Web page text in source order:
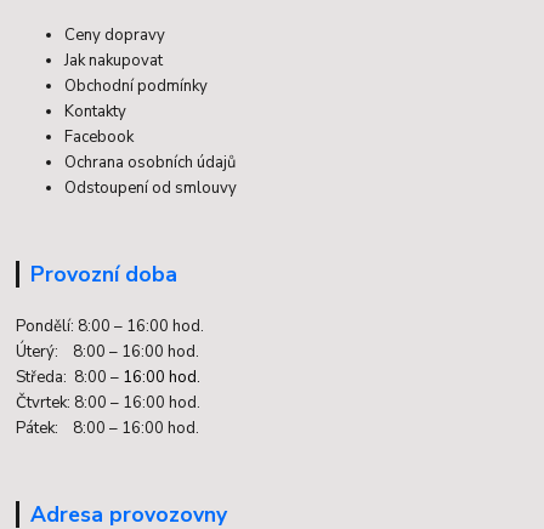
Ceny dopravy
Jak nakupovat
Obchodní podmínky
Kontakty
Facebook
Ochrana osobních údajů
Odstoupení od smlouvy
Provozní doba
Pondělí: 8:00 – 16:00 hod.
Úterý: 8:00 – 16:00 hod.
Středa: 8:00 – 16:00 hod.
Čtvrtek: 8:00 – 16:00 hod.
Pátek: 8:00 – 16:00 hod.
Adresa provozovny